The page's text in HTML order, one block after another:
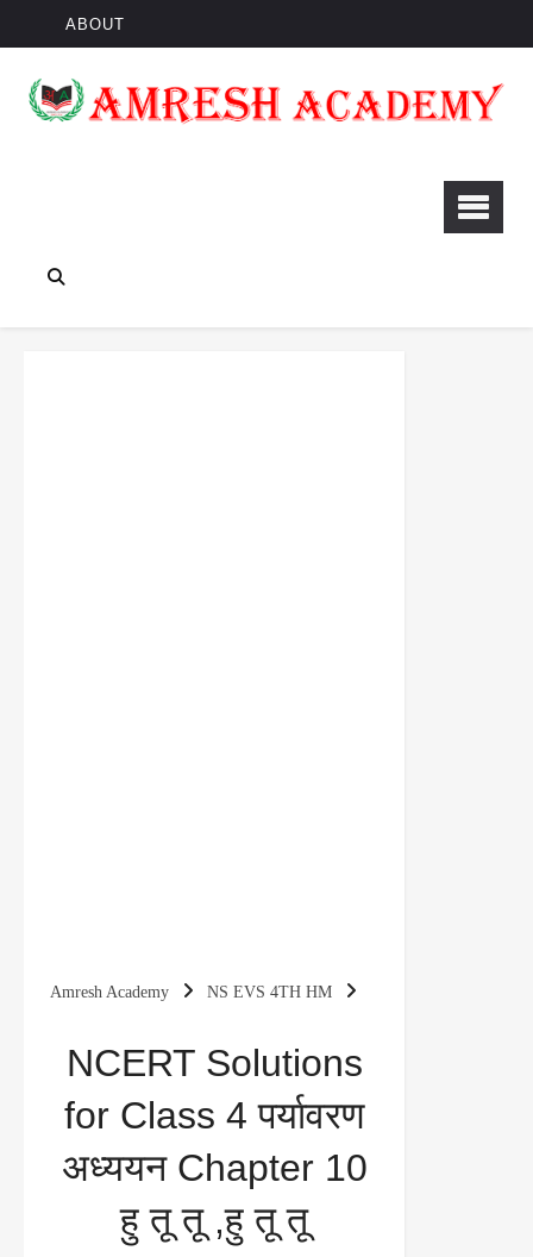
ABOUT
Amresh Academy NS EVS 4TH HM
Chapter 10 हु तू तू ,हु तू तू
NCERT Solutions
for Class 4 पर्यावरण
अध्ययन Chapter 10
हु तू तू ,हु तू तू